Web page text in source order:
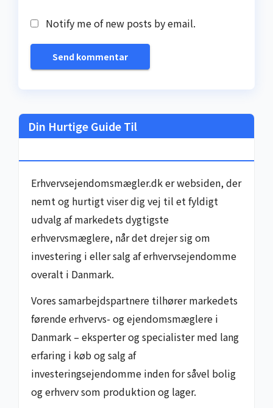
Notify me of new posts by email.
Din Hurtige Guide Til
Erhvervsejendomsmægler.dk er websiden, der
nemt og hurtigt viser dig vej til et fyldigt
udvalg af markedets dygtigste
erhvervsmæglere, når det drejer sig om
investering i eller salg af erhvervsejendomme
overalt i Danmark.
Vores samarbejdspartnere tilhører markedets
førende erhvervs- og ejendomsmæglere i
Danmark – eksperter og specialister med lang
erfaring i køb og salg af
investeringsejendomme inden for såvel bolig
og erhverv som produktion og lager.